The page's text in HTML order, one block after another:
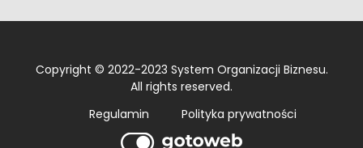
Copyright © 2022-2023 System Organizacji Biznesu.
All rights reserved.
Regulamin
Polityka prywatności